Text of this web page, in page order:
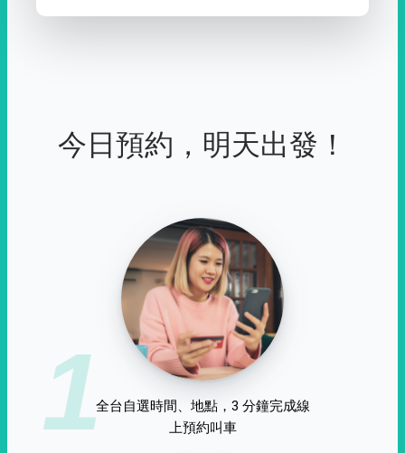
今日預約，明天出發！
1全台自選時間、地點，3 分鐘完成線
上預約叫車